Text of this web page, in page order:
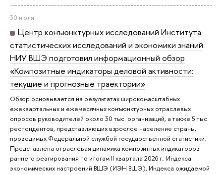
30 июля
Центр конъюнктурных исследований Института
статистических исследований и экономики знаний
НИУ ВШЭ подготовил информационный обзор
«Композитные индикаторы деловой активности:
текущие и прогнозные траектории»
Обзор основывается на результатах широкомасштабных
ежеквартальных и ежемесячных конъюнктурных отраслевых
опросов руководителей около 30 тыс. организаций, а также 5 тыс.
респондентов, представляющих взрослое население страны,
проводимых Федеральной службой государственной статистики.
Представлена отраслевая динамика композитных индикаторов
раннего реагирования по итогам II квартала 2026 г.: Индекса
экономических настроений ВШЭ (ИЭН ВШЭ), Индекса ожидаемой